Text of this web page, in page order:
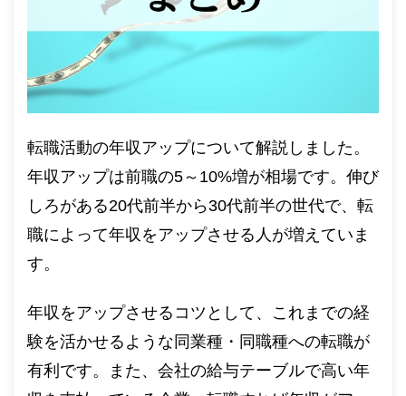
転職活動の年収アップについて解説しました。
年収アップは前職の5～10%増が相場です。伸び
しろがある20代前半から30代前半の世代で、転
職によって年収をアップさせる人が増えていま
す。
年収をアップさせるコツとして、これまでの経
験を活かせるような同業種・同職種への転職が
有利です。また、会社の給与テーブルで高い年